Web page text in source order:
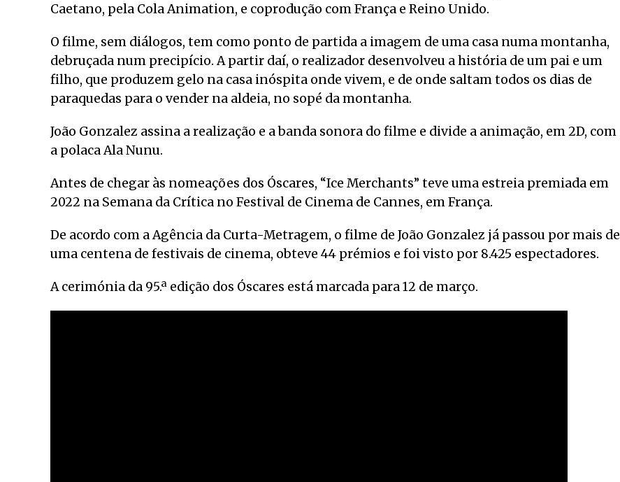
Caetano, pela Cola Animation, e coprodução com França e Reino Unido.
O filme, sem diálogos, tem como ponto de partida a imagem de uma casa numa montanha,
debruçada num precipício. A partir daí, o realizador desenvolveu a história de um pai e um
filho, que produzem gelo na casa inóspita onde vivem, e de onde saltam todos os dias de
paraquedas para o vender na aldeia, no sopé da montanha.
João Gonzalez assina a realização e a banda sonora do filme e divide a animação, em 2D, com
a polaca Ala Nunu.
Antes de chegar às nomeações dos Óscares, “Ice Merchants” teve uma estreia premiada em
2022 na Semana da Crítica no Festival de Cinema de Cannes, em França.
De acordo com a Agência da Curta-Metragem, o filme de João Gonzalez já passou por mais de
uma centena de festivais de cinema, obteve 44 prémios e foi visto por 8.425 espectadores.
A cerimónia da 95.ª edição dos Óscares está marcada para 12 de março.